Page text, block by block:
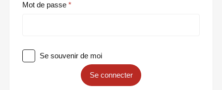
Mot de passe
Se souvenir de moi
Se connecter